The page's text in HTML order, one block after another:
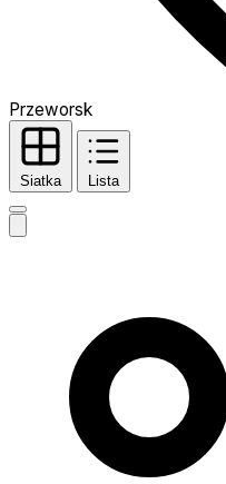
Przeworsk
Siatka Lista